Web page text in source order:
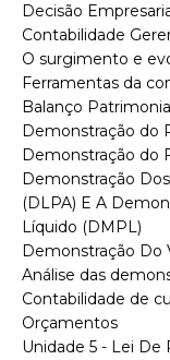
Decisão
Contabilidade
O surgimento e
Ferramentas da
Balanço
Demonstração do
Demonstração do
Demonstração
(DLPA) E A
Líquido (DMPL)
Demonstração Do
Análise das
Contabilidade de
Orçamentos
Unidade 5 - Lei De